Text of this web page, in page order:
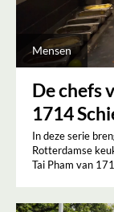
Mensen
De chefs
1714
In deze serie
Rotterdamse
Tai Pham van